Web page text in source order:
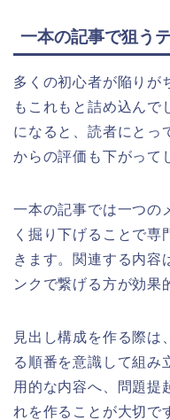
一本の記事で狙う
多くの初心者が陥りが
もこれもと詰め込んで
になると、読者にとっ
からの評価も下がって
一本の記事では一つの
く掘り下げることで専
きます。関連する内容
ンクで繋げる方が効果
見出し構成を作る際は
る順番を意識して組み
用的な内容へ、問題提
れを作ることが大切で